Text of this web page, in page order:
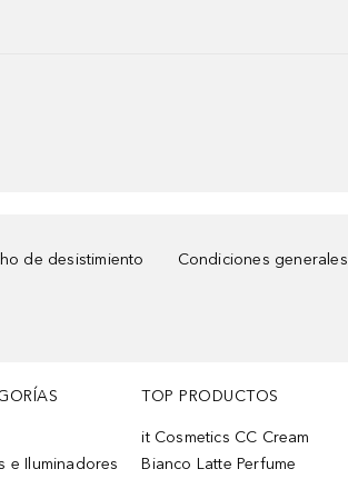
de desistimiento
Condiciones generales
e Iluminadores
TOP PRODUCTOS
it Cosmetics CC Cream
Bianco Latte Perfume